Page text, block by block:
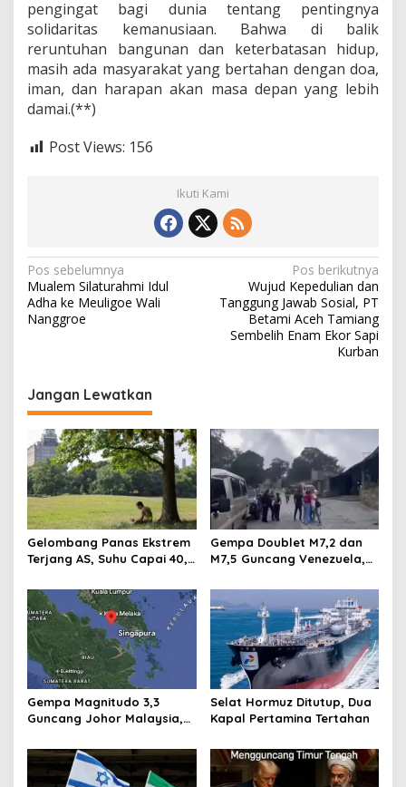
pengingat bagi dunia tentang pentingnya
solidaritas kemanusiaan. Bahwa di balik
reruntuhan bangunan dan keterbatasan hidup,
masih ada masyarakat yang bertahan dengan doa,
iman, dan harapan akan masa depan yang lebih
damai.(**)
Post Views: 156
Ikuti Kami
N
a
v
a
i
p
o
s
Pos sebelumnya
Mualem Silaturahmi Idul
Adha ke Meuligoe Wali
Nanggroe
Pos berikutnya
Wujud Kepedulian dan
Tanggung Jawab Sosial, PT
Betami Aceh Tamiang
Sembelih Enam Ekor Sapi
Kurban
Jangan Lewatkan
Gelombang Panas Ekstrem
Terjang AS, Suhu Capai 40,5
Dunia 2026
Gempa Doublet M7,2 dan
M7,5 Guncang Venezuela,
Caracas
Gempa Magnitudo 3,3
Guncang Johor Malaysia,
Batu Pahat
Selat Hormuz Ditutup, Dua
Kapal Pertamina Tertahan